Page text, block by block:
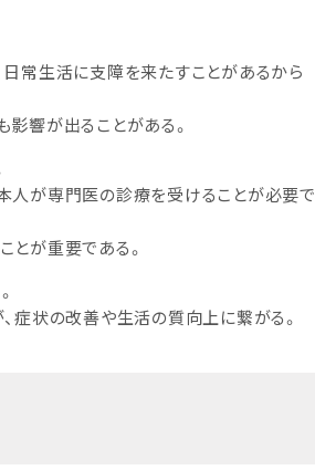
常生活に支障を来たすことがあるから
響が出ることがある。
人が専門医の診療を受けることが必要で
とが重要である。
症状の改善や生活の質向上に繋がる。